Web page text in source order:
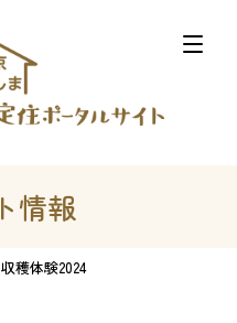
情報
穫体験2024